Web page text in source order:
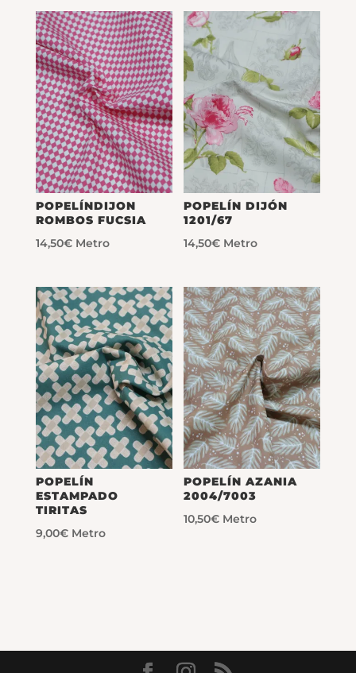
POPELÍNDIJON
ROMBOS FUCSIA
14,50€ Metro
POPELÍN DIJÓN
1201/67
14,50€ Metro
POPELÍN
ESTAMPADO
TIRITAS
9,00€ Metro
POPELÍN AZANIA
2004/7003
10,50€ Metro